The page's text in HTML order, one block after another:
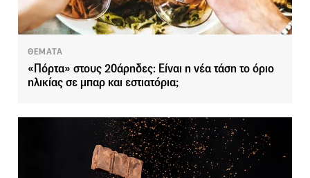
ΘΕΜΑΤΑ
«Πόρτα» στους 20άρηδες: Είναι η νέα τάση το όριο
ηλικίας σε μπαρ και εστιατόρια;